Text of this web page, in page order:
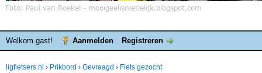
Welkom gast! Aanmelden Registreren
ligfietsers.nl › Prikbord › Gevraagd › Fiets gezocht